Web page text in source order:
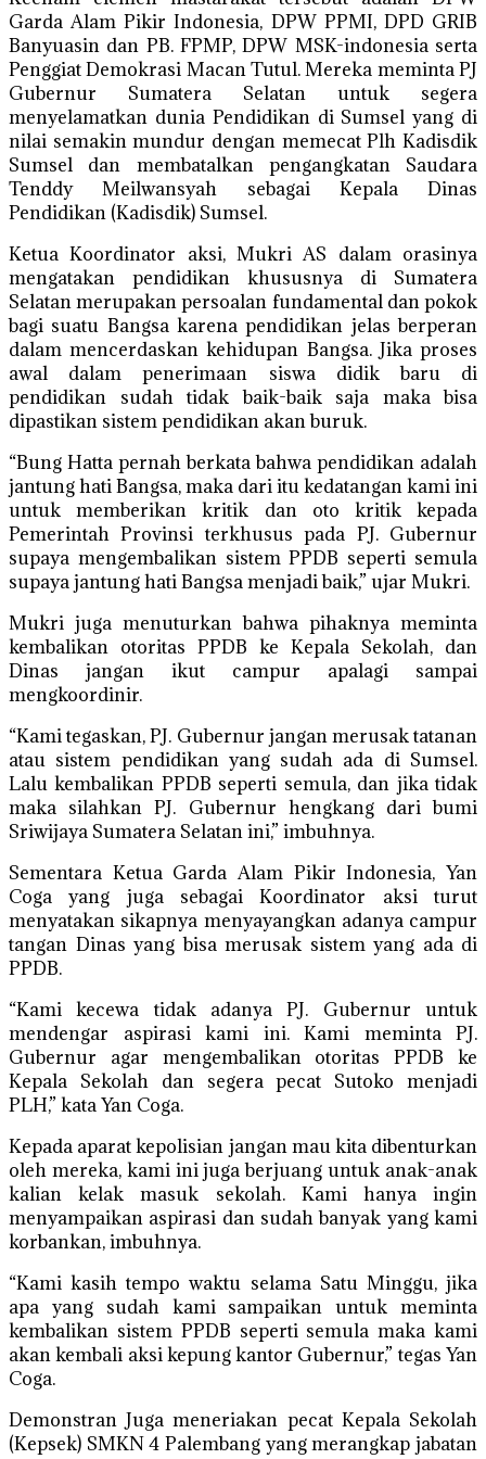
Garda Alam Pikir Indonesia, DPW PPMI, DPD GRIB
Banyuasin dan PB. FPMP, DPW MSK-indonesia serta
Penggiat Demokrasi Macan Tutul. Mereka meminta PJ
Gubernur Sumatera Selatan untuk segera
menyelamatkan dunia Pendidikan di Sumsel yang di
nilai semakin mundur dengan memecat Plh Kadisdik
Sumsel dan membatalkan pengangkatan Saudara
Tenddy Meilwansyah sebagai Kepala Dinas
Pendidikan (Kadisdik) Sumsel.
Ketua Koordinator aksi, Mukri AS dalam orasinya
mengatakan pendidikan khususnya di Sumatera
Selatan merupakan persoalan fundamental dan pokok
bagi suatu Bangsa karena pendidikan jelas berperan
dalam mencerdaskan kehidupan Bangsa. Jika proses
awal dalam penerimaan siswa didik baru di
pendidikan sudah tidak baik-baik saja maka bisa
dipastikan sistem pendidikan akan buruk.
“Bung Hatta pernah berkata bahwa pendidikan adalah
jantung hati Bangsa, maka dari itu kedatangan kami ini
untuk memberikan kritik dan oto kritik kepada
Pemerintah Provinsi terkhusus pada PJ. Gubernur
supaya mengembalikan sistem PPDB seperti semula
supaya jantung hati Bangsa menjadi baik,” ujar Mukri.
Mukri juga menuturkan bahwa pihaknya meminta
kembalikan otoritas PPDB ke Kepala Sekolah, dan
Dinas jangan ikut campur apalagi sampai
mengkoordinir.
“Kami tegaskan, PJ. Gubernur jangan merusak tatanan
atau sistem pendidikan yang sudah ada di Sumsel.
Lalu kembalikan PPDB seperti semula, dan jika tidak
maka silahkan PJ. Gubernur hengkang dari bumi
Sriwijaya Sumatera Selatan ini,” imbuhnya.
Sementara Ketua Garda Alam Pikir Indonesia, Yan
Coga yang juga sebagai Koordinator aksi turut
menyatakan sikapnya menyayangkan adanya campur
tangan Dinas yang bisa merusak sistem yang ada di
PPDB.
“Kami kecewa tidak adanya PJ. Gubernur untuk
mendengar aspirasi kami ini. Kami meminta PJ.
Gubernur agar mengembalikan otoritas PPDB ke
Kepala Sekolah dan segera pecat Sutoko menjadi
PLH,” kata Yan Coga.
Kepada aparat kepolisian jangan mau kita dibenturkan
oleh mereka, kami ini juga berjuang untuk anak-anak
kalian kelak masuk sekolah. Kami hanya ingin
menyampaikan aspirasi dan sudah banyak yang kami
korbankan, imbuhnya.
“Kami kasih tempo waktu selama Satu Minggu, jika
apa yang sudah kami sampaikan untuk meminta
kembalikan sistem PPDB seperti semula maka kami
akan kembali aksi kepung kantor Gubernur,” tegas Yan
Coga.
Demonstran Juga meneriakan pecat Kepala Sekolah
(Kepsek) SMKN 4 Palembang yang merangkap jabatan